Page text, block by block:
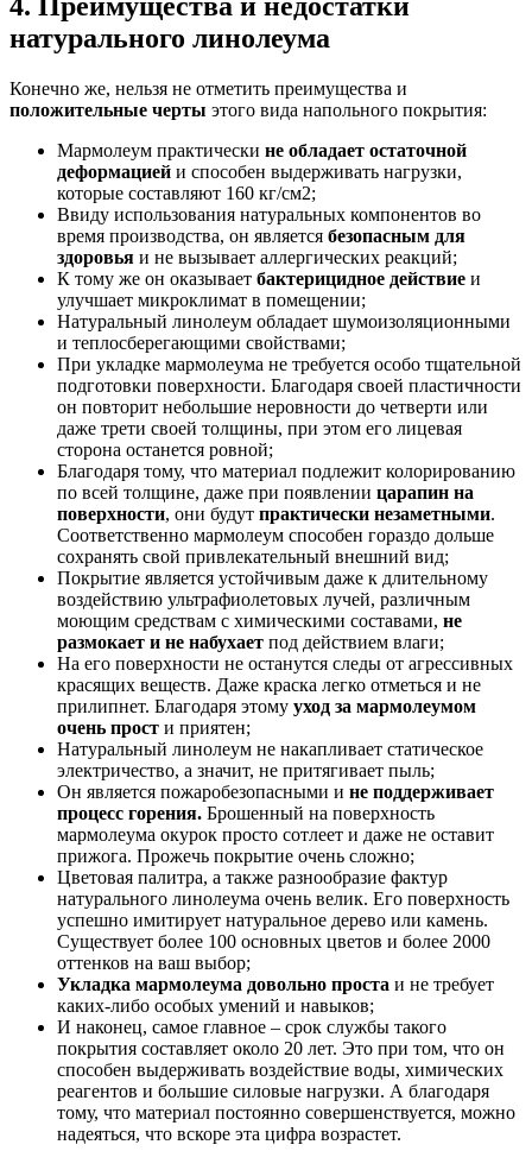
натурального линолеума
Конечно же, нельзя не отметить преимущества и
положительные черты этого вида напольного покрытия:
Мармолеум практически не обладает остаточной
деформацией и способен выдерживать нагрузки,
которые составляют 160 кг/см2;
Ввиду использования натуральных компонентов во
время производства, он является безопасным для
здоровья и не вызывает аллергических реакций;
К тому же он оказывает бактерицидное действие и
улучшает микроклимат в помещении;
Натуральный линолеум обладает шумоизоляционными
и теплосберегающими свойствами;
При укладке мармолеума не требуется особо тщательной
подготовки поверхности. Благодаря своей пластичности
он повторит небольшие неровности до четверти или
даже трети своей толщины, при этом его лицевая
сторона останется ровной;
Благодаря тому, что материал подлежит колорированию
по всей толщине, даже при появлении царапин на
поверхности, они будут практически незаметными.
Соответственно мармолеум способен гораздо дольше
сохранять свой привлекательный внешний вид;
Покрытие является устойчивым даже к длительному
воздействию ультрафиолетовых лучей, различным
моющим средствам с химическими составами, не
размокает и не набухает под действием влаги;
На его поверхности не останутся следы от агрессивных
красящих веществ. Даже краска легко отметься и не
прилипнет. Благодаря этому уход за мармолеумом
очень прост и приятен;
Натуральный линолеум не накапливает статическое
электричество, а значит, не притягивает пыль;
Он является пожаробезопасными и не поддерживает
процесс горения. Брошенный на поверхность
мармолеума окурок просто сотлеет и даже не оставит
прижога. Прожечь покрытие очень сложно;
Цветовая палитра, а также разнообразие фактур
натурального линолеума очень велик. Его поверхность
успешно имитирует натуральное дерево или камень.
Существует более 100 основных цветов и более 2000
оттенков на ваш выбор;
Укладка мармолеума довольно проста и не требует
каких-либо особых умений и навыков;
И наконец, самое главное – срок службы такого
покрытия составляет около 20 лет. Это при том, что он
способен выдерживать воздействие воды, химических
реагентов и большие силовые нагрузки. А благодаря
тому, что материал постоянно совершенствуется, можно
надеяться, что вскоре эта цифра возрастет.